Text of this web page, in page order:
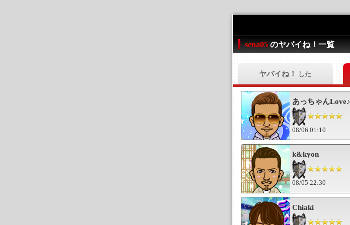
sena05 のヤバイね！一覧
ヤバイね！ した
あっちゃんLove♪
08/06 01:10
k&kyon
08/05 22:30
Chiaki